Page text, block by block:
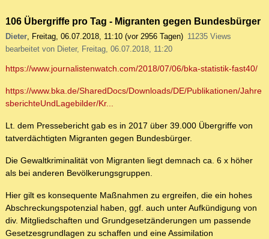
106 Übergriffe pro Tag - Migranten gegen Bundesbürger
Dieter, Freitag, 06.07.2018, 11:10 (vor 2956 Tagen) 11235 Views
bearbeitet von Dieter, Freitag, 06.07.2018, 11:20
https://www.journalistenwatch.com/2018/07/06/bka-statistik-fast40/
https://www.bka.de/SharedDocs/Downloads/DE/Publikationen/Jahre
sberichteUndLagebilder/Kr...
Lt. dem Pressebericht gab es in 2017 über 39.000 Übergriffe von
tatverdächtigten Migranten gegen Bundesbürger.
Die Gewaltkriminalität von Migranten liegt demnach ca. 6 x höher
als bei anderen Bevölkerungsgruppen.
Hier gilt es konsequente Maßnahmen zu ergreifen, die ein hohes
Abschreckungspotenzial haben, ggf. auch unter Aufkündigung von
div. Mitgliedschaften und Grundgesetzänderungen um passende
Gesetzesgrundlagen zu schaffen und eine Assimilation